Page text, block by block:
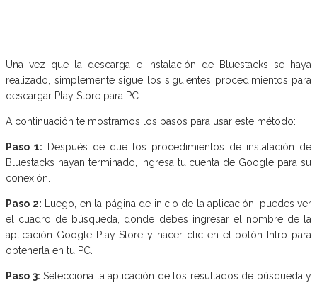
Una vez que la descarga e instalación de Bluestacks se haya
realizado, simplemente sigue los siguientes procedimientos para
descargar Play Store para PC.
A continuación te mostramos los pasos para usar este método:
Paso 1: Después de que los procedimientos de instalación de
Bluestacks hayan terminado, ingresa tu cuenta de Google para su
conexión.
Paso 2: Luego, en la página de inicio de la aplicación, puedes ver
el cuadro de búsqueda, donde debes ingresar el nombre de la
aplicación Google Play Store y hacer clic en el botón Intro para
obtenerla en tu PC.
Paso 3: Selecciona la aplicación de los resultados de búsqueda y